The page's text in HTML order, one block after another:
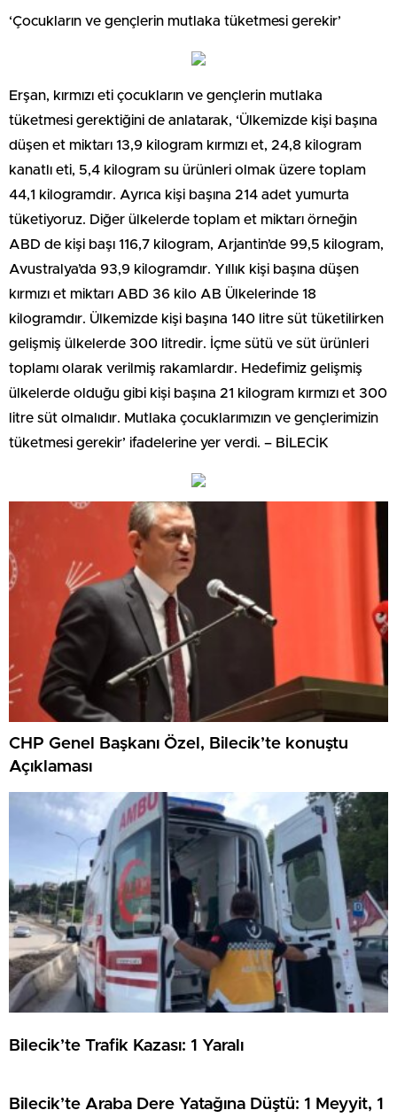
‘Çocukların ve gençlerin mutlaka tüketmesi gerekir’
Erşan, kırmızı eti çocukların ve gençlerin mutlaka
tüketmesi gerektiğini de anlatarak, ‘Ülkemizde kişi başına
düşen et miktarı 13,9 kilogram kırmızı et, 24,8 kilogram
kanatlı eti, 5,4 kilogram su ürünleri olmak üzere toplam
44,1 kilogramdır. Ayrıca kişi başına 214 adet yumurta
tüketiyoruz. Diğer ülkelerde toplam et miktarı örneğin
ABD de kişi başı 116,7 kilogram, Arjantin’de 99,5 kilogram,
Avustralya’da 93,9 kilogramdır. Yıllık kişi başına düşen
kırmızı et miktarı ABD 36 kilo AB Ülkelerinde 18
kilogramdır. Ülkemizde kişi başına 140 litre süt tüketilirken
gelişmiş ülkelerde 300 litredir. İçme sütü ve süt ürünleri
toplamı olarak verilmiş rakamlardır. Hedefimiz gelişmiş
ülkelerde olduğu gibi kişi başına 21 kilogram kırmızı et 300
litre süt olmalıdır. Mutlaka çocuklarımızın ve gençlerimizin
tüketmesi gerekir’ ifadelerine yer verdi. – BİLECİK
CHP Genel Başkanı Özel, Bilecik’te konuştu
Açıklaması
Bilecik’te Trafik Kazası: 1 Yaralı
Bilecik’te Araba Dere Yatağına Düştü: 1 Meyyit, 1